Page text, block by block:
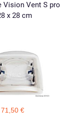
Vision Vent S pro
x 28 cm
71,50 €